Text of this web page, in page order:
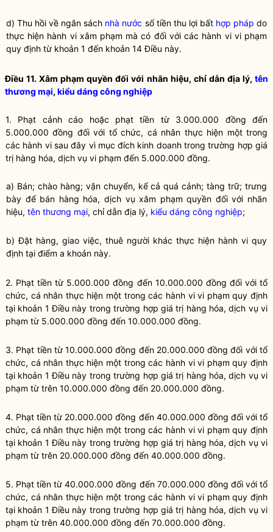
d) Thu hồi về ngân sách nhà nước số tiền thu lợi bất hợp pháp do
thực hiện hành vi xâm phạm mà có đối với các hành vi vi phạm
quy định từ khoản 1 đến khoản 14 Điều này.
Điều 11. Xâm phạm quyền đối với nhãn hiệu, chỉ dẫn địa lý,tên
thương mại, kiểu dáng công nghiệp
1. Phạt cảnh cáo hoặc phạt tiền từ 3.000.000 đồng đến
5.000.000 đồng đối với tổ chức, cá nhân thực hiện một trong
các hành vi sau đây vì mục đích kinh doanh trong trường hợp giá
trị hàng hóa, dịch vụ vi phạm đến 5.000.000 đồng.
a) Bán; chào hàng; vận chuyển, kể cả quá cảnh; tàng trữ; trưng
bày để bán hàng hóa, dịch vụ xâm phạm quyền đối với nhãn
hiệu, tên thương mại, chỉ dẫn địa lý, kiểu dáng công nghiệp;
b) Đặt hàng, giao việc, thuê người khác thực hiện hành vi quy
định tại điểm a khoản này.
2. Phạt tiền từ 5.000.000 đồng đến 10.000.000 đồng đối với tổ
chức, cá nhân thực hiện một trong các hành vi vi phạm quy định
tại khoản 1 Điều này trong trường hợp giá trị hàng hóa, dịch vụ vi
phạm từ 5.000.000 đồng đến 10.000.000 đồng.
3. Phạt tiền từ 10.000.000 đồng đến 20.000.000 đồng đối với tổ
chức, cá nhân thực hiện một trong các hành vi vi phạm quy định
tại khoản 1 Điều này trong trường hợp giá trị hàng hóa, dịch vụ vi
phạm từ trên 10.000.000 đồng đến 20.000.000 đồng.
4. Phạt tiền từ 20.000.000 đồng đến 40.000.000 đồng đối với tổ
chức, cá nhân thực hiện một trong các hành vi vi phạm quy định
tại khoản 1 Điều này trong trường hợp giá trị hàng hóa, dịch vụ vi
phạm từ trên 20.000.000 đồng đến 40.000.000 đồng.
5. Phạt tiền từ 40.000.000 đồng đến 70.000.000 đồng đối với tổ
chức, cá nhân thực hiện một trong các hành vi vi phạm quy định
tại khoản 1 Điều này trong trường hợp giá trị hàng hóa, dịch vụ vi
phạm từ trên 40.000.000 đồng đến 70.000.000 đồng.